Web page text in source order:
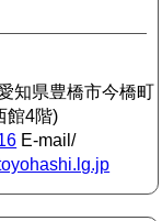
知県豊橋市今橋町
館4階)
E-mail/